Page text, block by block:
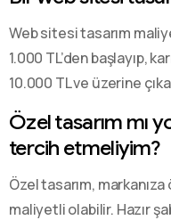
Web sitesi tasarım
1.000 TL’den başlayıp,
10.000 TL ve üzerine
Özel tasarım mı
tercih etmeliyim?
Özel tasarım,
maliyetli olabilir. Hazır